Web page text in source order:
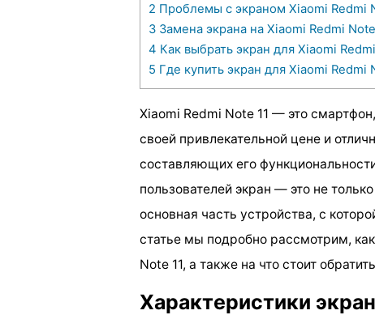
2 Проблемы с экраном Xiaomi Redmi
3 Замена экрана на Xiaomi Redmi Note
4 Как выбрать экран для Xiaomi
5 Где купить экран для Xiaomi Redmi
Xiaomi Redmi Note 11 — это
своей привлекательной цене и
составляющих его
пользователей экран — это не
основная часть устройства, с
статье мы подробно рассмотрим,
Note 11, а также на что стоит
Характеристики